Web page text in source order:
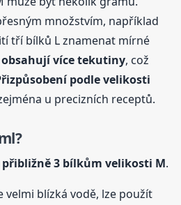
množstvím, například
tří bílků L znamenat mírné
obsahují více tekutiny, což
podle velikosti
u precizních receptů.
3 bílkům velikosti M.
blízká vodě, lze použít